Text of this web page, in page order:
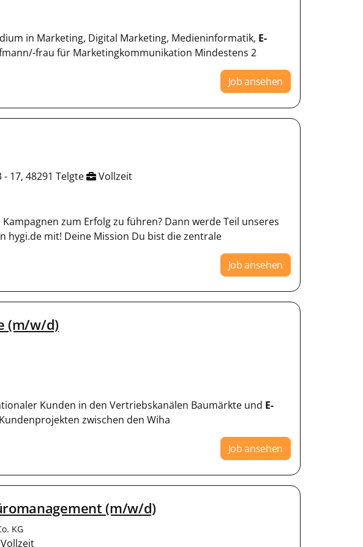
in Marketing, Digital Marketing, Medieninformatik, E-
frau für Marketingkommunikation Mindestens 2
Job ansehen
17, 48291 Telgte Vollzeit
zum Erfolg zu führen? Dann werde Teil unseres
hygi.de mit! Deine Mission Du bist die zentrale
Job ansehen
(m/w/d)
Kunden in den Vertriebskanälen Baumärkte und E-
zwischen den Wiha
Job ansehen
(m/w/d)
KG
Vollzeit